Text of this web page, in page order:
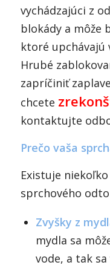
vychádzajúci z
blokády a môže
ktoré
Hrubé
zapríčiniť
chcete
kontaktujte
Prečo vaša
Existuje
sprchového
Zvyšky z
mydla sa
vode, a tak